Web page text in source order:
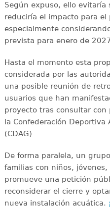
Según expuso, ello evitaría
reduciría el impacto para el
especialmente
prevista para enero de
Hasta el momento esta
considerada por las
una posible reunión de
usuarios que han
proyecto tras consultar con
la Confederación Deportiva
(CDAG)
De forma paralela, un
familias con niños,
promueve una petición
reconsiderar el cierre y
nueva instalación acuática.